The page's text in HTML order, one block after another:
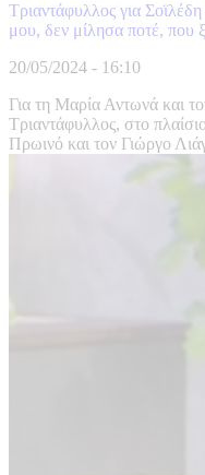
Τριαντάφυλλος για
μου, δεν μίλησα ποτέ, που
20/05/2024 - 16:10
Για τη Μαρία Αντωνά και
Τριαντάφυλλος, στο
Πρωινό και τον Γιώργο